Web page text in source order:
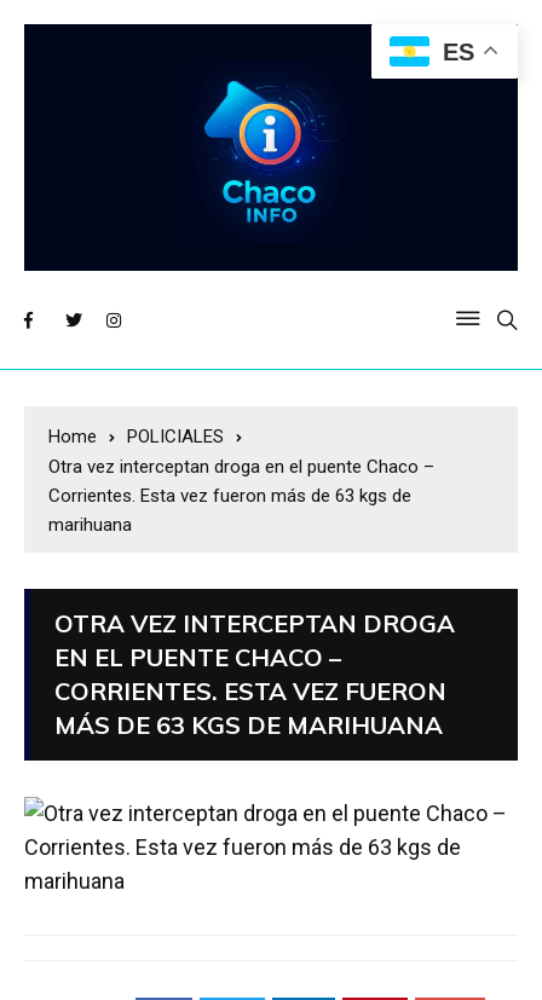
Home
POLICIALES
Otra vez interceptan droga en el puente Chaco –
Corrientes. Esta vez fueron más de 63 kgs de
marihuana
OTRA VEZ INTERCEPTAN DROGA
EN EL PUENTE CHACO –
CORRIENTES. ESTA VEZ FUERON
MÁS DE 63 KGS DE MARIHUANA
ES